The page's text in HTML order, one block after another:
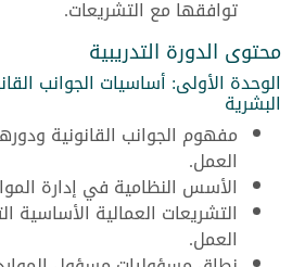
توافقها مع التشريعات.
محتوى الدورة التدريبية
الوحدة الأولى: أساسيات الجوانب
البشرية
مفهوم الجوانب القانونية
العمل.
الأسس النظامية في إدارة
التشريعات العمالية الأساسية
العمل.